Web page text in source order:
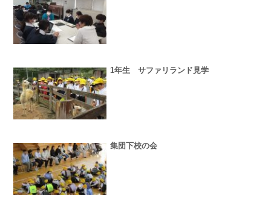
1年生 サファリランド見学
集団下校の会